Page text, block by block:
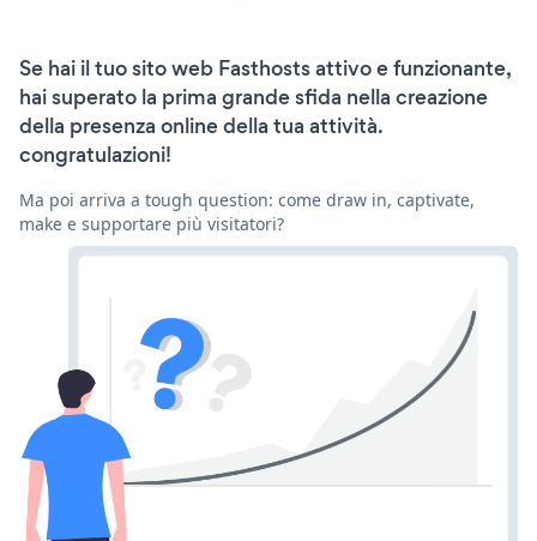
Se hai il tuo sito web Fasthosts attivo e funzionante,
hai superato la prima grande sfida nella creazione
della presenza online della tua attività.
congratulazioni!
Ma poi arriva a tough question: come draw in, captivate,
make e supportare più visitatori?